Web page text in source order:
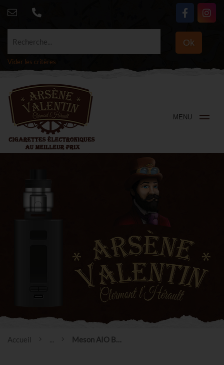
Recherche... Ok
Vider les critères
MENU
Accueil ... Meson AIO Boro Tank - SteamCrave